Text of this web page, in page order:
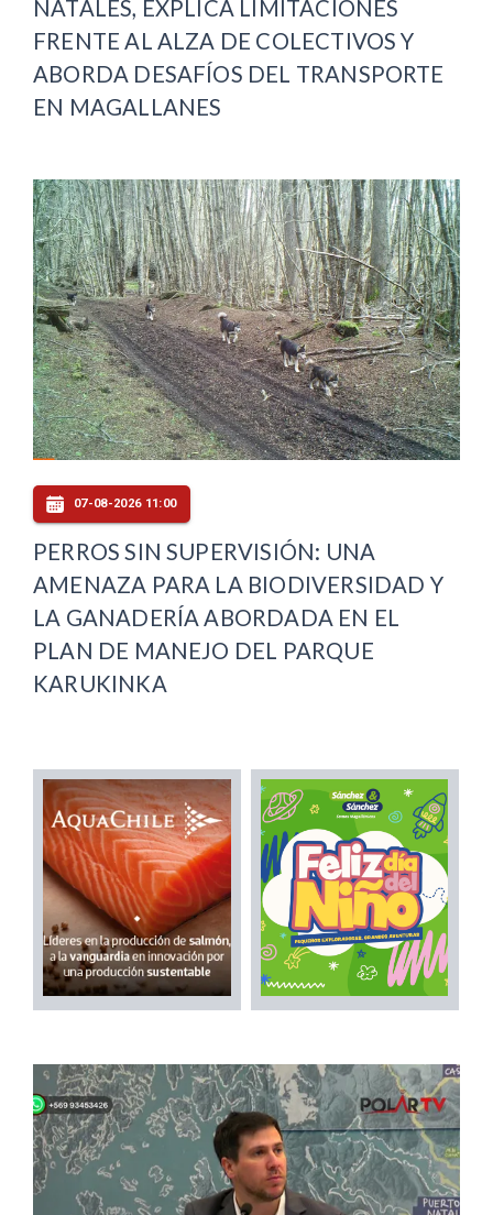
NATALES, EXPLICA LIMITACIONES
FRENTE AL ALZA DE COLECTIVOS Y
ABORDA DESAFÍOS DEL TRANSPORTE
EN MAGALLANES
07-08-2026 11:00
PERROS SIN SUPERVISIÓN: UNA
AMENAZA PARA LA BIODIVERSIDAD Y
LA GANADERÍA ABORDADA EN EL
PLAN DE MANEJO DEL PARQUE
KARUKINKA